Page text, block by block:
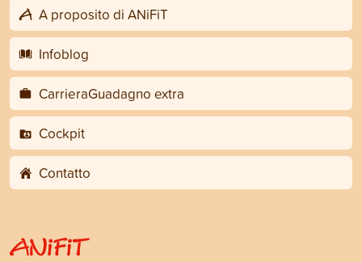
A proposito di ANiFiT
Infoblog
CarrieraGuadagno extra
Cockpit
Contatto